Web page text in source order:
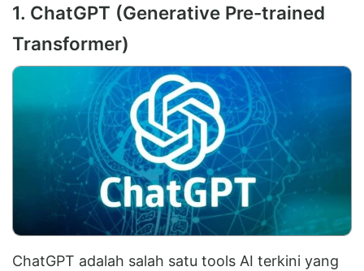
1. ChatGPT (Generative Pre-trained
Transformer)
ChatGPT adalah salah satu tools AI terkini yang